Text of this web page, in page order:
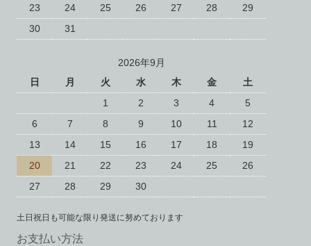
23
24 25 26 27 28
29
30
31
2026年9月
日
月 火 水 木 金
土
1
2 3 4
5
6
7 8 9 10 11
12
13
14 15 16 17 18
19
20
21 22 23 24 25
26
27
28 29 30
土日祝日も可能な限り発送に努めております
お支払い方法